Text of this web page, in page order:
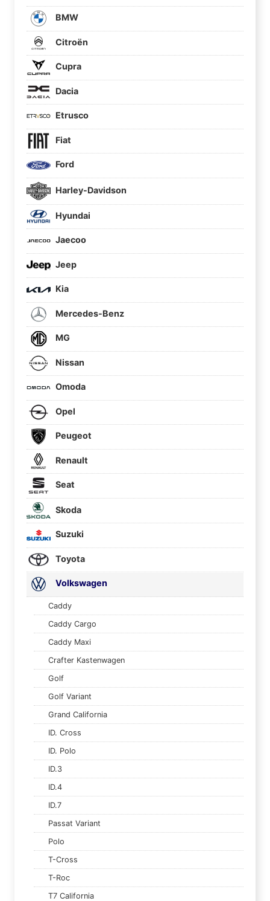
BMW
Citroën
Cupra
Dacia
Etrusco
Fiat
Ford
Harley-Davidson
Hyundai
Jaecoo
Jeep
Kia
Mercedes-Benz
MG
Nissan
Omoda
Opel
Peugeot
Renault
Seat
Skoda
Suzuki
Toyota
Volkswagen
Caddy
Caddy Cargo
Caddy Maxi
Crafter Kastenwagen
Golf
Golf Variant
Grand California
ID. Cross
ID. Polo
ID.3
ID.4
ID.7
Passat Variant
Polo
T-Cross
T-Roc
T7 California